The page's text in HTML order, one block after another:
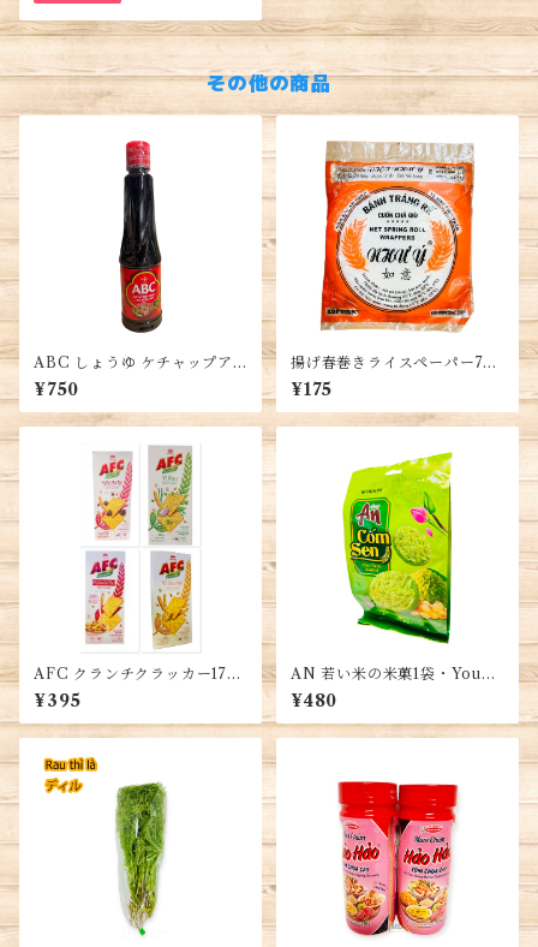
その他の商品
ABC しょうゆ ケチャップア
シン 醬油、品質大豆使用、風
味豊かな調味料、インドネシ
ア産、SOY SAUCE KECAP
¥750
揚げ春巻きライスペーパー75g
1袋
¥175
AFC クランチクラッカー172
G(8袋入り)・AFC Bánh Cra
cker 172G (8 gói nhỏ)
¥395
AN 若い米の米菓1袋・Young
Rice Rice Sweets・Bánh gạ
o An cốm sen
¥480